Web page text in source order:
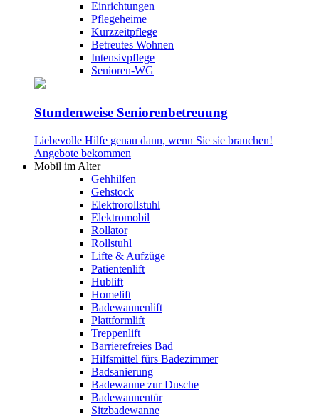
Einrichtungen
Pflegeheime
Kurzzeitpflege
Betreutes Wohnen
Intensivpflege
Senioren-WG
Stundenweise Seniorenbetreuung
Liebevolle Hilfe genau dann, wenn Sie sie brauchen!
Angebote bekommen
Mobil im Alter
Gehhilfen
Gehstock
Elektrorollstuhl
Elektromobil
Rollator
Rollstuhl
Lifte & Aufzüge
Patientenlift
Hublift
Homelift
Badewannenlift
Plattformlift
Treppenlift
Barrierefreies Bad
Hilfsmittel fürs Badezimmer
Badsanierung
Badewanne zur Dusche
Badewannentür
Sitzbadewanne